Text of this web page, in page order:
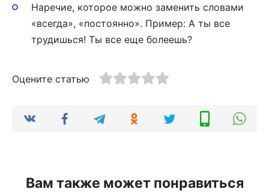
Наречие, которое можно заменить словами
«всегда», «постоянно». Пример: А ты все
трудишься! Ты все еще болеешь?
Оцените статью
Вам также может понравиться